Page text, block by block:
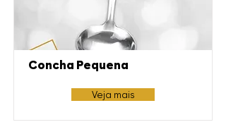
Concha Pequena
Veja mais